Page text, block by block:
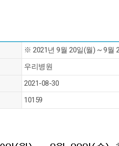
※ 2021년 9월 20일(월) ~ 9월
우리병원
2021-08-30
10159